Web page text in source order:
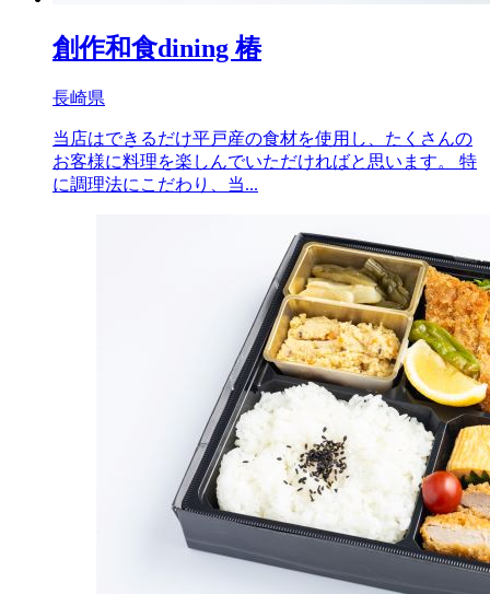
創作和食dining 椿
長崎県
当店はできるだけ平戸産の食材を使用し、たくさんの
お客様に料理を楽しんでいただければと思います。 特
に調理法にこだわり、当...